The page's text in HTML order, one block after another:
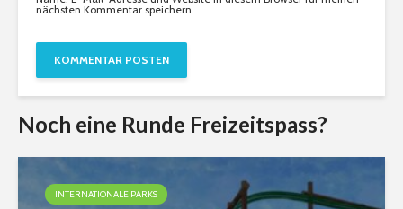
nächsten Kommentar speichern.
Noch eine Runde Freizeitspass?
INTERNATIONALE PARKS